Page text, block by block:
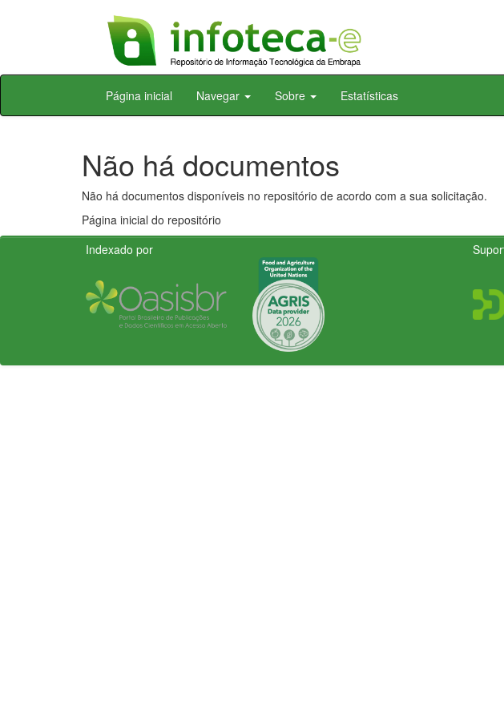
Skip
Página inicial Navegar Sobre Estatísticas
Não há documentos
Não há documentos disponíveis no repositório de acordo com a sua solicitação.
Página inicial do repositório
Indexado por